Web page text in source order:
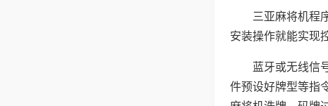
三亚麻将机程
安装操作就能实现
蓝牙或无线信
件预设好牌型等指